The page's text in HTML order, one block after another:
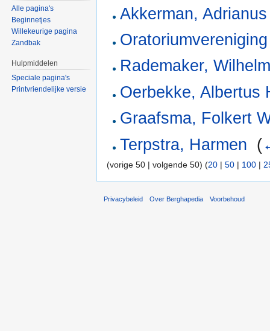
Akkerman,
Rademaker,
Oerbekke, Albertus
Graafsma, Folkert
Terpstra, Harmen (
(vorige 50 | volgende 50) (20 | 50 | 100 |
Alle pagina's
Beginnetjes
Willekeurige pagina
Zandbak
Hulpmiddelen
Speciale pagina's
Printvriendelijke versie
Privacybeleid Over Berghapedia Voorbehoud